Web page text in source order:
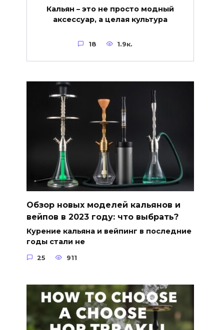
Кальян – это не просто модный
аксессуар, а целая культура
18 1.9к.
Обзор новых моделей кальянов и
вейпов в 2023 году: что выбрать?
Курение кальяна и вейпинг в последние
годы стали не
25 911